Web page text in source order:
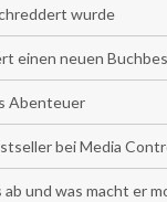
wurde
einen neuen
Abenteuer
bei Media
und was macht er